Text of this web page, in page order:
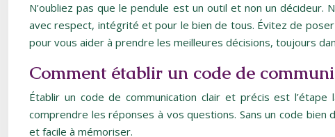
N’oubliez pas que le pendule est un outil et non un
avec respect, intégrité et pour le bien de tous. Évitez de
pour vous aider à prendre les meilleures décisions, toujours
Comment établir un code de
Établir un code de communication clair et précis est
comprendre les réponses à vos questions. Sans un code
et facile à mémoriser.